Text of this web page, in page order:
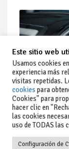
Actualidad
Coches de
Este sitio web
Usamos cookies
experiencia más
visitas repetidas.
cookies para
Cookies" para
hacer clic en
las cookies
uso de TODAS las
Configuración de